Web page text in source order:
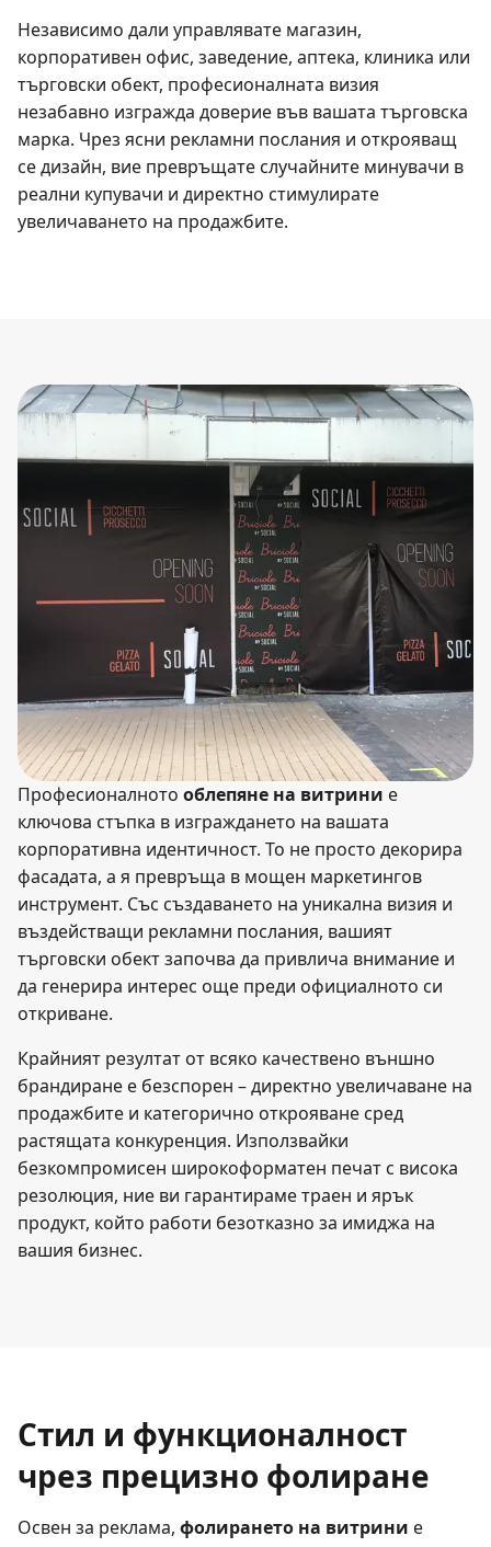
Независимо дали управлявате магазин,
корпоративен офис, заведение, аптека, клиника или
търговски обект, професионалната визия
незабавно изгражда доверие във вашата търговска
марка. Чрез ясни рекламни послания и открояващ
се дизайн, вие превръщате случайните минувачи в
реални купувачи и директно стимулирате
увеличаването на продажбите.
Професионалното облепяне на витрини е
ключова стъпка в изграждането на вашата
корпоративна идентичност. То не просто декорира
фасадата, а я превръща в мощен маркетингов
инструмент. Със създаването на уникална визия и
въздействащи рекламни послания, вашият
търговски обект започва да привлича внимание и
да генерира интерес още преди официалното си
откриване.
Крайният резултат от всяко качествено външно
брандиране е безспорен – директно увеличаване на
продажбите и категорично открояване сред
растящата конкуренция. Използвайки
безкомпромисен широкоформатен печат с висока
резолюция, ние ви гарантираме траен и ярък
продукт, който работи безотказно за имиджа на
вашия бизнес.
Стил и функционалност
чрез прецизно фолиране
Освен за реклама, фолирането на витрини е